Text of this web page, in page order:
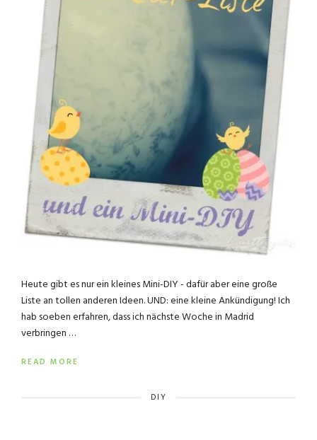
Heute gibt es nur ein kleines Mini-DIY - dafür aber eine große
Liste an tollen anderen Ideen. UND: eine kleine Ankündigung! Ich
hab soeben erfahren, dass ich nächste Woche in Madrid
verbringen …
READ MORE
DIY